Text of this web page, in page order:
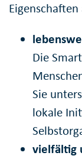
Eigenschaften
Die
Sie
lokale
vielfältig